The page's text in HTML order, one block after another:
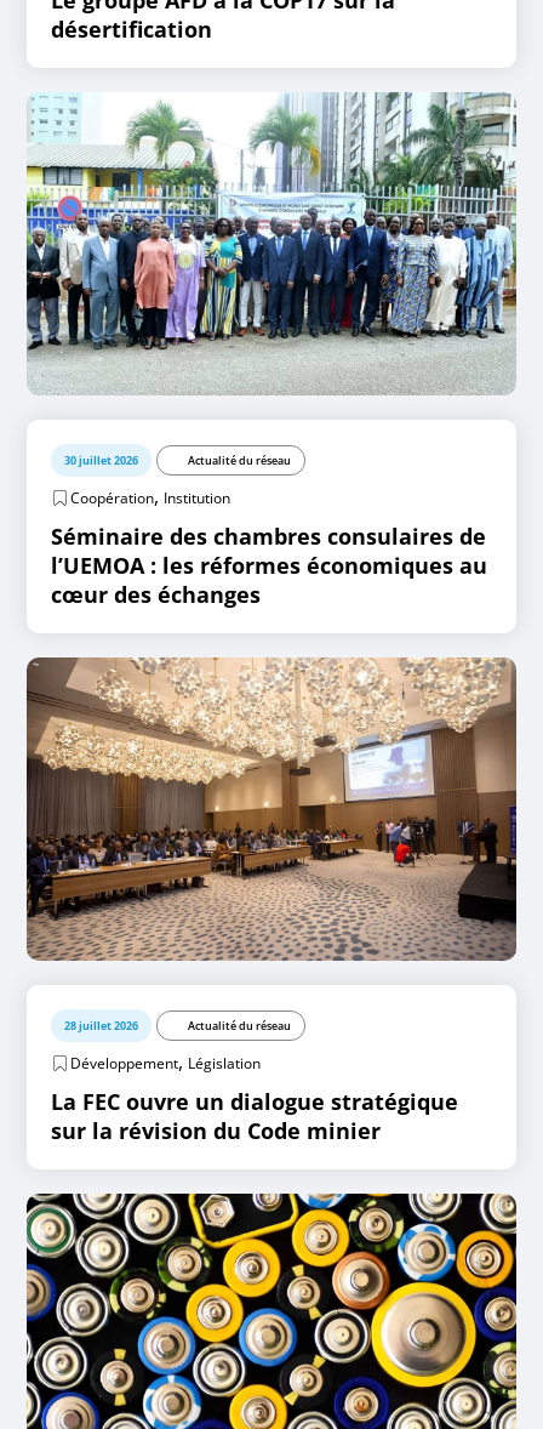
désertification
30 juillet 2026 Actualité du réseau
Coopération, Institution
Séminaire des chambres consulaires de
l’UEMOA : les réformes économiques au
cœur des échanges
28 juillet 2026 Actualité du réseau
Développement, Législation
La FEC ouvre un dialogue stratégique
sur la révision du Code minier